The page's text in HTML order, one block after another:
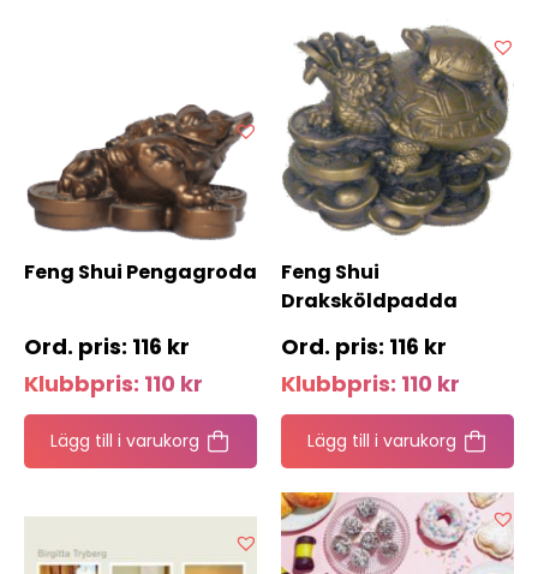
Feng Shui Pengagroda
116 kr
Klubbpris: 110 kr
Lägg till i varukorg
Feng Shui
Draksköldpadda
116 kr
Klubbpris: 110 kr
Lägg till i varukorg